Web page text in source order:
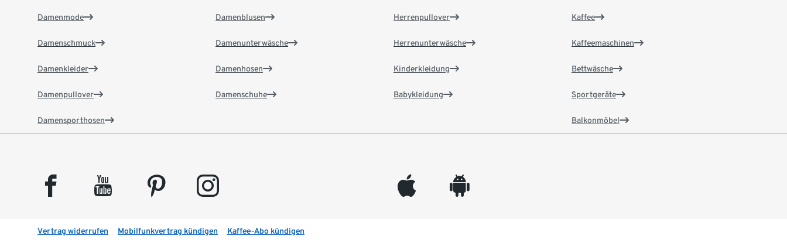
Damenmode
Damenschmuck
Damenkleider
Damenpullover
Damensporthosen
Damenblusen
Damenunterwäsche
Damenhosen
Damenschuhe
Herrenpullover
Herrenunterwäsche
Kinderkleidung
Babykleidung
Kaffee
Kaffeemaschinen
Bettwäsche
Sportgeräte
Balkonmöbel
facebook youtube pinterest instagram appleinc android
Vertrag widerrufen Mobilfunkvertrag kündigen Kaffee-Abo kündigen